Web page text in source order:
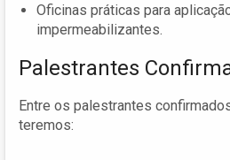
Oficinas práticas para
impermeabilizantes.
Palestrantes
Entre os palestrantes
teremos: